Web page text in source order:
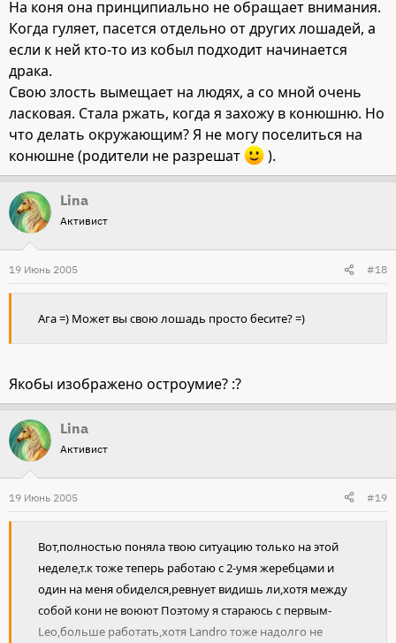
На коня она принципиально не обращает внимания.
Когда гуляет, пасется отдельно от других лошадей, а
если к ней кто-то из кобыл подходит начинается
драка.
Свою злость вымещает на людях, а со мной очень
ласковая. Стала ржать, когда я захожу в конюшню. Но
что делать окружающим? Я не могу поселиться на
конюшне (родители не разрешат
).
Lina
Активист
19 Июнь 2005 #18
Ага =) Может вы свою лошадь просто бесите? =)
Якобы изображено остроумие? :?
Lina
Активист
19 Июнь 2005 #19
Вот,полностью поняла твою ситуацию только на этой
неделе,т.к тоже теперь работаю с 2-умя жеребцами и
один на меня обиделся,ревнует видишь ли,хотя между
собой кони не воюют Поэтому я стараюсь с первым-
Leo,больше работать,хотя Landro тоже надолго не